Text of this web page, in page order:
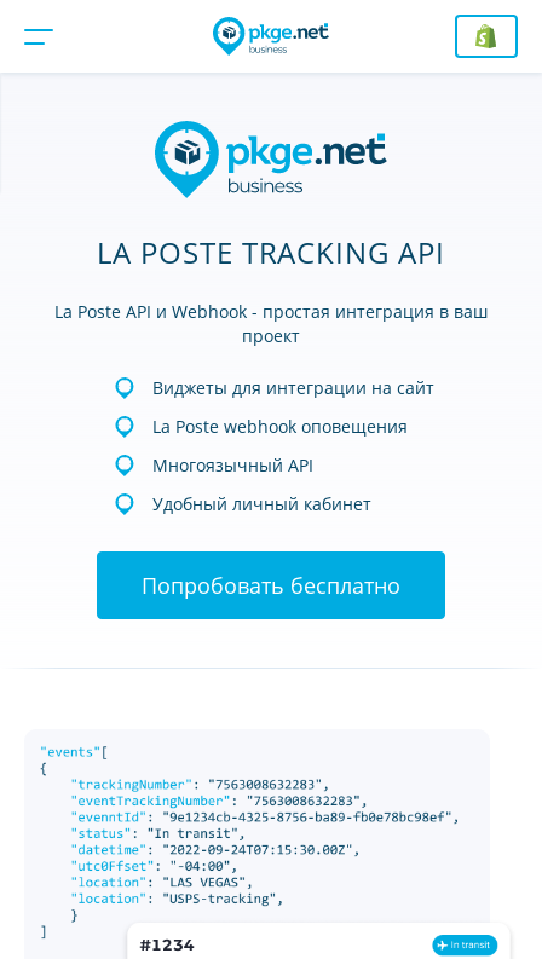
LA POSTE TRACKING API
La Poste API и Webhook - простая интеграция в ваш
проект
Виджеты для интеграции на сайт
La Poste webhook оповещения
Многоязычный API
Удобный личный кабинет
Попробовать бесплатно